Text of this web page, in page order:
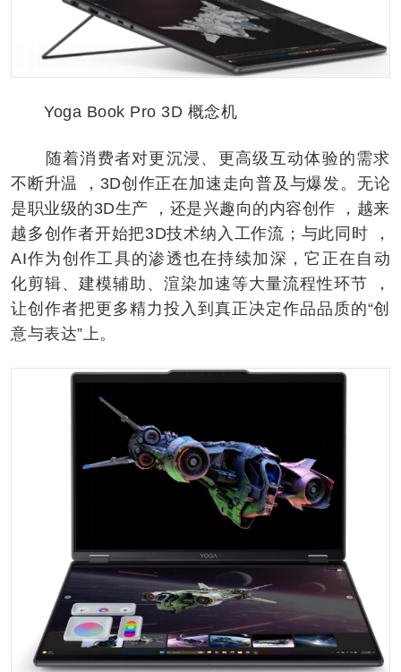
Yoga Book Pro 3D 概念机
随着消费者对更沉浸、更高级互动体验的需求
不断升温 ，3D创作正在加速走向普及与爆发。无论
是职业级的3D生产 ，还是兴趣向的内容创作 ，越来
越多创作者开始把3D技术纳入工作流；与此同时 ，
AI作为创作工具的渗透也在持续加深，它正在自动
化剪辑、建模辅助、渲染加速等大量流程性环节 ，
让创作者把更多精力投入到真正决定作品品质的“创
意与表达”上。